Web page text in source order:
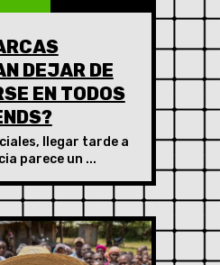
DEJAR DE
EN TODOS
llegar tarde a
parece un ...